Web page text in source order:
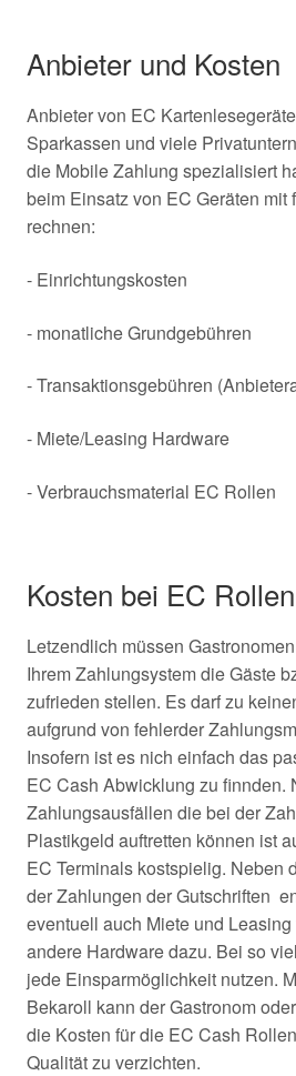
Anbieter und Kosten
Anbieter von EC
Sparkassen und viele
die Mobile Zahlung spezialisiert
beim Einsatz von EC Geräten mit
rechnen:
- Einrichtungskosten
- monatliche Grundgebühren
- Transaktionsgebühren
- Miete/Leasing Hardware
- Verbrauchsmaterial EC Rollen
Kosten bei EC
Letzendlich müssen
Ihrem Zahlungsystem die Gäste
zufrieden stellen. Es darf zu
aufgrund von fehlerder
Insofern ist es nich einfach das
EC Cash Abwicklung zu finnden.
Zahlungsausfällen die bei der
Plastikgeld auftretten können ist
EC Terminals kostspielig. Neben
der Zahlungen der Gutschriften
eventuell auch Miete und
andere Hardware dazu. Bei so
jede Einsparmöglichkeit nutzen.
Bekaroll kann der Gastronom
die Kosten für die EC Cash
Qualität zu verzichten.